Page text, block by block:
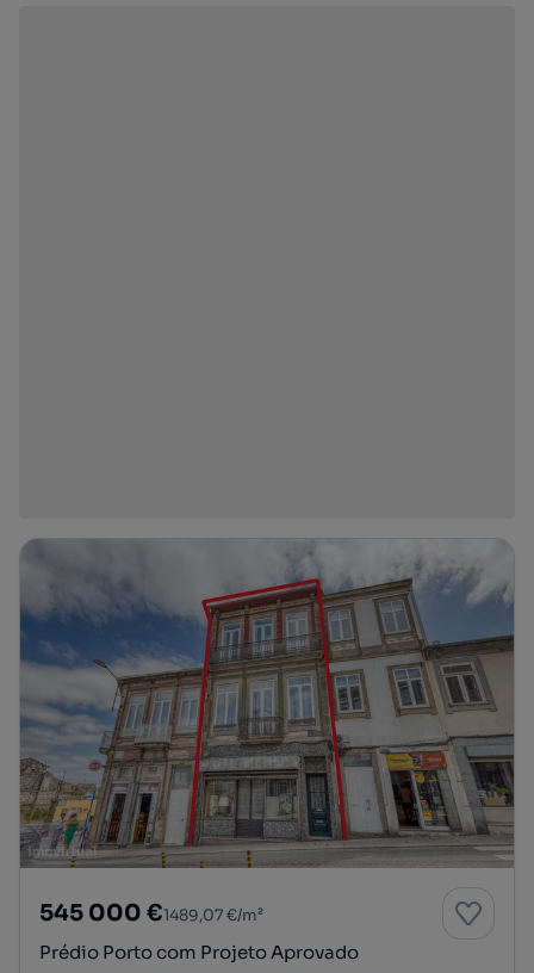
545 000 €1489,07 €/m²
Prédio Porto com Projeto Aprovado